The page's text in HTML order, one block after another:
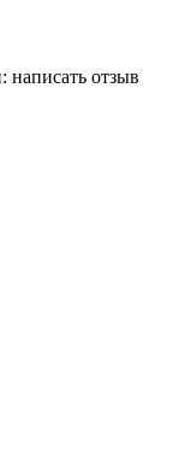
написать отзыв